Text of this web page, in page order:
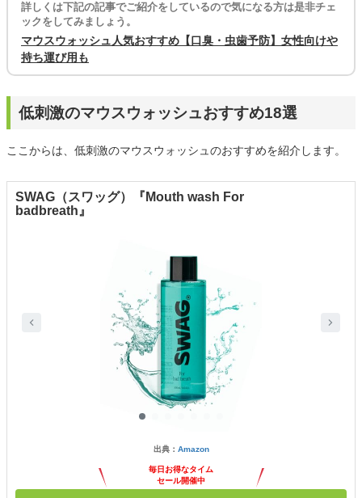
詳しくは下記の記事でご紹介をしているので気になる方は是非チェ
ックをしてみましょう。
マウスウォッシュ人気おすすめ【口臭・虫歯予防】女性向けや
持ち運び用も
低刺激のマウスウォッシュおすすめ18選
ここからは、低刺激のマウスウォッシュのおすすめを紹介します。
SWAG（スワッグ）『Mouth wash For
badbreath』
出典： Amazon
毎日お得なタイム
セール開催中